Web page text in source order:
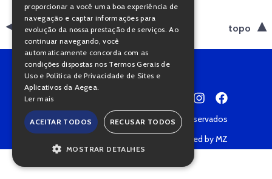
voltar topo
Copyright © 2022 • Todos os direitos reservados
Powered by MZ
proporcionar a você uma boa experiência de
navegação e captar informações para
evolução da nossa prestação de serviços. Ao
continuar navegando, você
automaticamente concorda com as
condições dispostas nos Termos Gerais de
Uso e Política de Privacidade de Sites e
Aplicativos da Aegea.
Ler mais
ACEITAR TODOS RECUSAR TODOS
MOSTRAR DETALHES